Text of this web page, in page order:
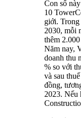
Con số
10
giới.
2030, mỗi
thêm
Năm nay,
doanh thu
% so với
và sau
đồng,
2023. Nếu